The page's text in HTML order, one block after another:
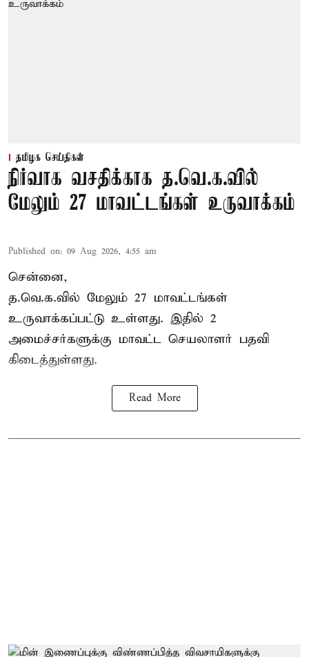
தமிழக செய்திகள்
நிர்வாக வசதிக்காக த.வெ.க.வில்
மேலும் 27 மாவட்டங்கள் உருவாக்கம்
Published on: 09 Aug 2026, 4:55 am
சென்னை,
த.வெ.க.வில் மேலும் 27 மாவட்டங்கள்
உருவாக்கப்பட்டு உள்ளது. இதில் 2
அமைச்சர்களுக்கு மாவட்ட செயலாளர் பதவி
கிடைத்துள்ளது.
Read More